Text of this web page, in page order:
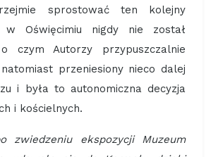
sprostować ten kolejny
w Oświęcimiu nigdy nie został
czym Autorzy przypuszczalnie
przeniesiony nieco dalej
i była to autonomiczna decyzja
i kościelnych.
zwiedzeniu ekspozycji Muzeum